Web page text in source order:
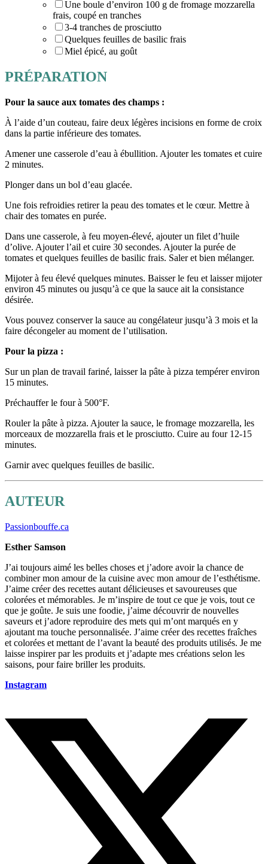
Une boule d’environ 100 g de fromage mozzarella
frais, coupé en tranches
3-4 tranches de prosciutto
Quelques feuilles de basilic frais
Miel épicé, au goût
PRÉPARATION
Pour la sauce aux tomates des champs :
À l’aide d’un couteau, faire deux légères incisions en forme de croix
dans la partie inférieure des tomates.
Amener une casserole d’eau à ébullition. Ajouter les tomates et cuire
2 minutes.
Plonger dans un bol d’eau glacée.
Une fois refroidies retirer la peau des tomates et le cœur. Mettre à
chair des tomates en purée.
Dans une casserole, à feu moyen-élevé, ajouter un filet d’huile
d’olive. Ajouter l’ail et cuire 30 secondes. Ajouter la purée de
tomates et quelques feuilles de basilic frais. Saler et bien mélanger.
Mijoter à feu élevé quelques minutes. Baisser le feu et laisser mijoter
environ 45 minutes ou jusqu’à ce que la sauce ait la consistance
désirée.
Vous pouvez conserver la sauce au congélateur jusqu’à 3 mois et la
faire décongeler au moment de l’utilisation.
Pour la pizza :
Sur un plan de travail fariné, laisser la pâte à pizza tempérer environ
15 minutes.
Préchauffer le four à 500°F.
Rouler la pâte à pizza. Ajouter la sauce, le fromage mozzarella, les
morceaux de mozzarella frais et le prosciutto. Cuire au four 12-15
minutes.
Garnir avec quelques feuilles de basilic.
AUTEUR
Passionbouffe.ca
Esther Samson
J’ai toujours aimé les belles choses et j’adore avoir la chance de
combiner mon amour de la cuisine avec mon amour de l’esthétisme.
J’aime créer des recettes autant délicieuses et savoureuses que
colorées et mémorables. Je m’inspire de tout ce que je vois, tout ce
que je goûte. Je suis une foodie, j’aime découvrir de nouvelles
saveurs et j’adore reproduire des mets qui m’ont marqués en y
ajoutant ma touche personnalisée. J’aime créer des recettes fraîches
et colorées et mettant de l’avant la beauté des produits utilisés. Je me
laisse inspirer par les produits et j’adapte mes créations selon les
saisons, pour faire briller les produits.
Instagram